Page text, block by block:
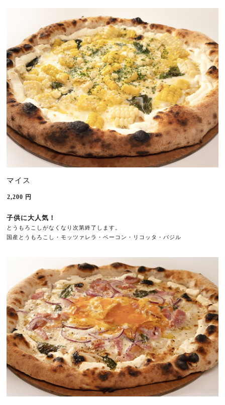
マイス
2,200 円
子供に大人気！
とうもろこしがなくなり次第終了します。
国産とうもろこし・モッツァレラ・ベーコン・リコッタ・バジル